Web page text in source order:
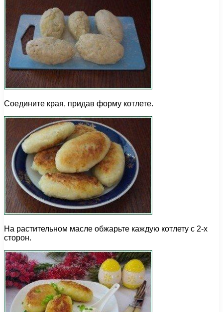
Соедините края, придав форму котлете.
На растительном масле обжарьте каждую котлету с 2-х
сторон.